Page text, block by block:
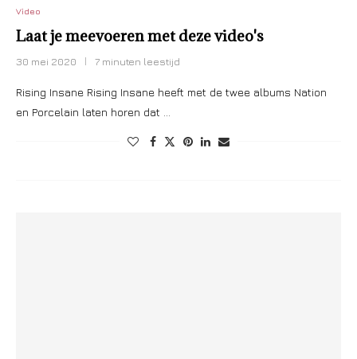
Video
Laat je meevoeren met deze video's
30 mei 2020 7 minuten leestijd
Rising Insane Rising Insane heeft met de twee albums Nation
en Porcelain laten horen dat …